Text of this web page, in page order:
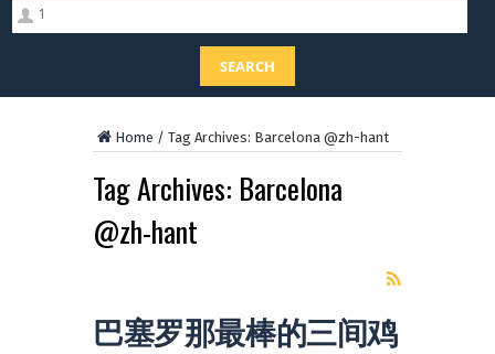
1
SEARCH
Home / Tag Archives: Barcelona @zh-hant
Tag Archives: Barcelona
@zh-hant
巴塞罗那最棒的三间鸡